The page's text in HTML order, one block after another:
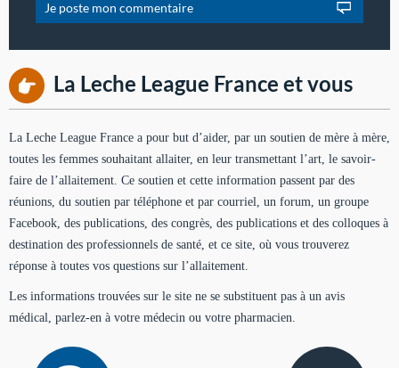
La Leche League France et vous
La Leche League France a pour but d’aider, par un soutien de mère à mère,
toutes les femmes souhaitant allaiter, en leur transmettant l’art, le savoir-
faire de l’allaitement. Ce soutien et cette information passent par des
réunions, du soutien par téléphone et par courriel, un forum, un groupe
Facebook, des publications, des congrès, des publications et des colloques à
destination des professionnels de santé, et ce site, où vous trouverez
réponse à toutes vos questions sur l’allaitement.
Les informations trouvées sur le site ne se substituent pas à un avis
médical, parlez-en à votre médecin ou votre pharmacien.